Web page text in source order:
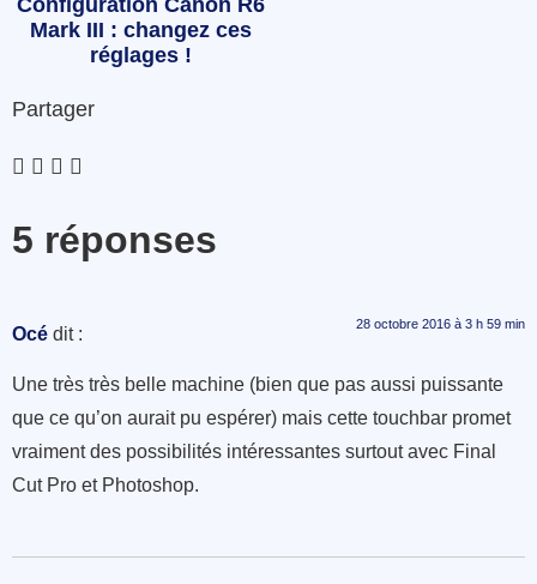
Mark III : changez ces
réglages !
Partager
5 réponses
Océ dit : 28 octobre 2016 à 3 h 59 min
Une très très belle machine (bien que pas aussi puissante
que ce qu’on aurait pu espérer) mais cette touchbar promet
vraiment des possibilités intéressantes surtout avec Final
Cut Pro et Photoshop.